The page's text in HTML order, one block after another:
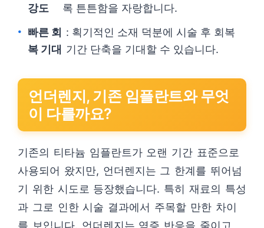
강도
록 튼튼함을 자랑합니다.
빠른 회
복 기대
: 획기적인 소재 덕분에 시술 후 회복
기간 단축을 기대할 수 있습니다.
언더렌지, 기존 임플란트와 무엇
이 다를까요?
기존의 티타늄 임플란트가 오랜 기간 표준으로
사용되어 왔지만, 언더렌지는 그 한계를 뛰어넘
기 위한 시도로 등장했습니다. 특히 재료의 특성
과 그로 인한 시술 결과에서 주목할 만한 차이
를 보입니다. 언더렌지는 염증 반응을 줄이고,